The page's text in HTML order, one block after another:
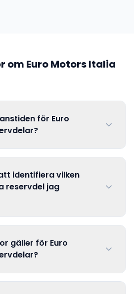
om Euro Motors Italia
för Euro
identifiera vilken
reservdel jag
gäller för Euro